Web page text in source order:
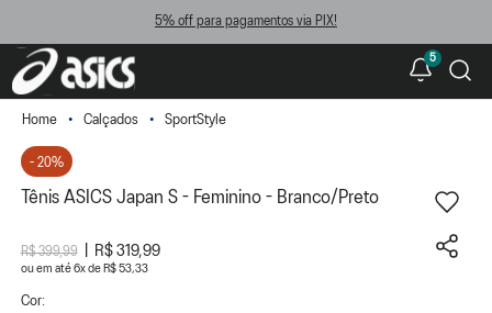
5% off para pagamentos via PIX!
5
Calçados SportStyle
- 20%
Tênis ASICS Japan S - Feminino - Branco/Preto
R$ 399,99 R$ 319,99
ou 6xde R$ 53,33
Cor: